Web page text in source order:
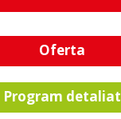
Oferta
Program detaliat